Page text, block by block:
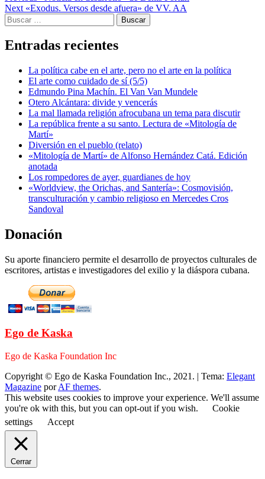
navigation
Next «Exodus. Versos desde afuera» de VV. AA
Buscar:
Entradas recientes
La política cabe en el arte, pero no el arte en la política
El arte como cuidado de sí (5/5)
Edmundo Pina Machín. El Van Van Mundele
Otero Alcántara: divide y vencerás
La mal llamada religión afrocubana un tema para discutir
La república frente a su santo. Lectura de «Mitología de
Martí»
Diversión en el pueblo (relato)
«Mitología de Martí» de Alfonso Hernández Catá. Edición
anotada
Los rompedores de ayer, guardianes de hoy
«Worldview, the Orichas, and Santería»: Cosmovisión,
transculturación y cambio religioso en Mercedes Cros
Sandoval
Donación
Su aporte financiero permite el desarrollo de proyectos culturales de
escritores, artistas e investigadores del exilio y la diáspora cubana.
Ego de Kaska
Ego de Kaska Foundation Inc
Copyright © Ego de Kaska Foundation Inc., 2021. | Tema: Elegant
Magazine porAF themes.
This website uses cookies to improve your experience. We'll assume
you're ok with this, but you can opt-out if you wish.
Cookie
settings
Accept
Cerrar